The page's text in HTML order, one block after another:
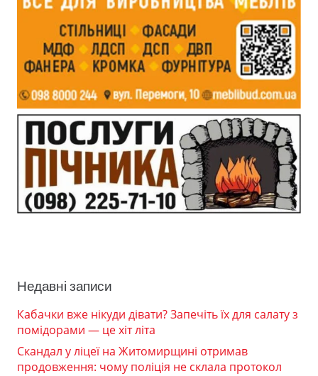
Недавні записи
Кабачки вже нікуди дівати? Запечіть їх для салату з
помідорами — це хіт літа
Скандал у ліцеї на Житомирщині отримав
продовження: чому поліція не склала протокол